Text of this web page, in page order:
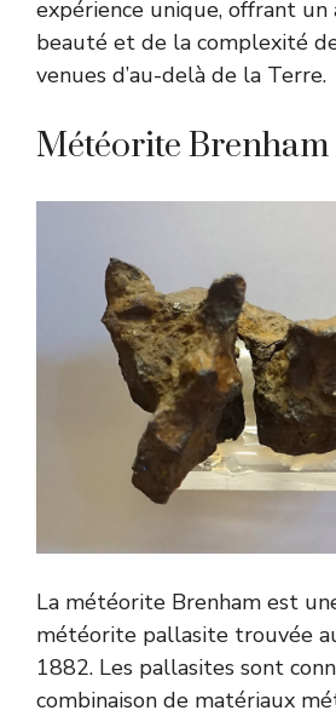
expérience unique, offrant un
beauté et de la complexité
venues d’au-delà de la Terre.
Météorite Brenham
La météorite Brenham est
météorite pallasite trouvée
1882. Les pallasites sont
combinaison de matériaux